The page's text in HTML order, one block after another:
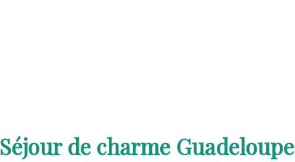
Séjour de charme Guadeloupe